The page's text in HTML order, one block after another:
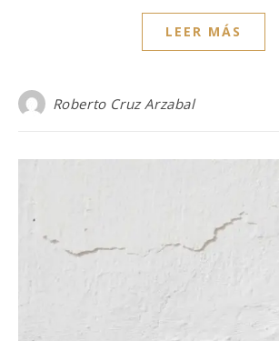
LEER MÁS
Roberto Cruz Arzabal